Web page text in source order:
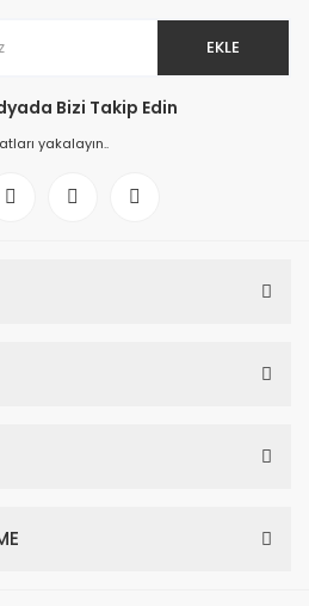
EKLE
Bizi Takip Edin
yakalayın..